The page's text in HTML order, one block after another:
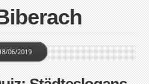
06/2019